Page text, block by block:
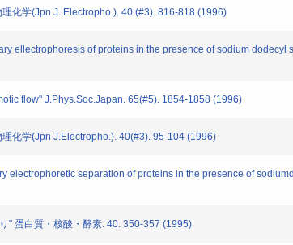
化学(Jpn J. Electropho.). 40 (#3). 816-818 (1996)
ellectrophoresis of proteins in the presence of sodium
flow" J.Phys.Soc.Japan. 65(#5). 1854-1858 (1996)
化学(Jpn J.Electropho.). 40(#3). 95-104 (1996)
electrophoretic separation of proteins in the presence of
" 蛋白質・核酸・酵素. 40. 350-357 (1995)